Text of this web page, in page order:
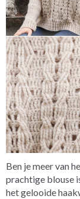
Ben je meer van
prachtige blouse
het gelooide